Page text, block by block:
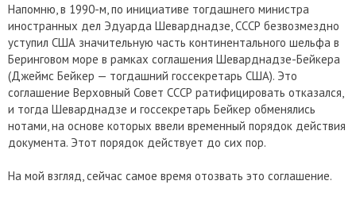
Напомню, в 1990-м, по инициативе тогдашнего министра
иностранных дел Эдуарда Шеварднадзе, СССР безвозмездно
уступил США значительную часть континентального шельфа в
Беринговом море в рамках соглашения Шеварднадзе-Бейкера
(Джеймс Бейкер — тогдашний госсекретарь США). Это
соглашение Верховный Совет СССР ратифицировать отказался,
и тогда Шеварднадзе и госсекретарь Бейкер обменялись
нотами, на основе которых ввели временный порядок действия
документа. Этот порядок действует до сих пор.
На мой взгляд, сейчас самое время отозвать это соглашение.